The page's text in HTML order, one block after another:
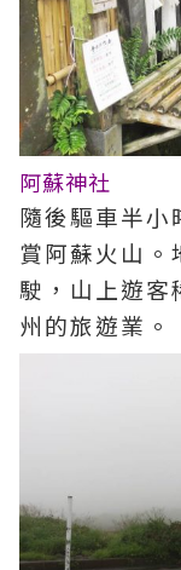
阿蘇神社
隨後驅車半小
賞阿蘇火山。
駛，山上遊客
州的旅遊業。